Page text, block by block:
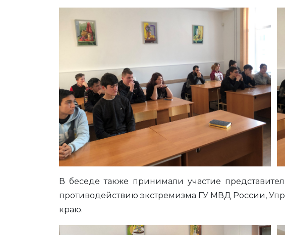
В беседе также принимали участие
противодействию экстремизма ГУ МВД России,
краю.